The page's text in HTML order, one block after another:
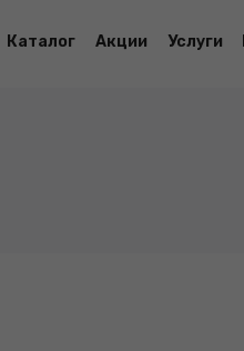
Каталог Акции Услуги